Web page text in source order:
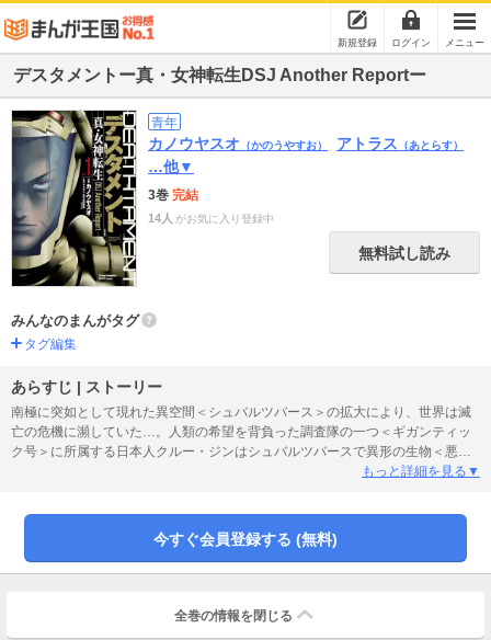
新規登録 ログイン メニュー
デスタメントー真・女神転生DSJ Another Reportー
青年
カノウヤスオ （かのうやすお） アトラス （あとらす）
…他▼
3巻 完結
14人 がお気に入り登録中
無料試し読み
みんなのまんがタグ
タグ編集
あらすじ | ストーリー
南極に突如として現れた異空間＜シュバルツバース＞の拡大により、世界は滅
亡の危機に瀕していた…。人類の希望を背負った調査隊の一つ＜ギガンティッ
ク号＞に所属する日本人クルー・ジンはシュバルツバースで異形の生物＜悪魔
＞と遭遇。絶望的な状況の中、生存をかけた戦いがはじまる……。アトラスの
なかったもう一つの物語を完全オリジナルコミカライズ!!
もっと詳細を見る▼
今すぐ会員登録する (無料)
全巻の情報を 閉じる